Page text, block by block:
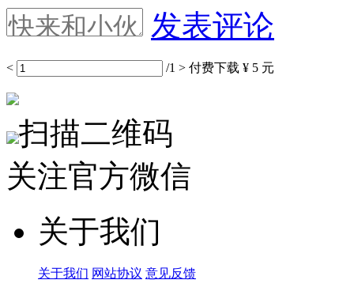
发表评论
< /1 > 付费下载 ¥ 5 元
扫描二维码
关注官方微信
关于我们
关于我们 网站协议 意见反馈